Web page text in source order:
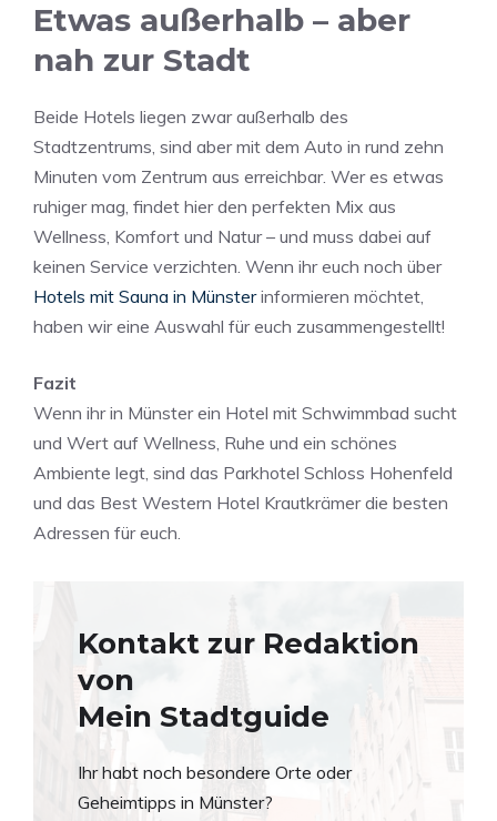
Etwas außerhalb – aber
nah zur Stadt
Beide Hotels liegen zwar außerhalb des
Stadtzentrums, sind aber mit dem Auto in rund zehn
Minuten vom Zentrum aus erreichbar. Wer es etwas
ruhiger mag, findet hier den perfekten Mix aus
Wellness, Komfort und Natur – und muss dabei auf
keinen Service verzichten. Wenn ihr euch noch über
Hotels mit Sauna in Münsterinformieren möchtet,
haben wir eine Auswahl für euch zusammengestellt!
Fazit
Wenn ihr in Münster ein Hotel mit Schwimmbad sucht
und Wert auf Wellness, Ruhe und ein schönes
Ambiente legt, sind das Parkhotel Schloss Hohenfeld
und das Best Western Hotel Krautkrämer die besten
Adressen für euch.
Kontakt zur Redaktion
von
Mein Stadtguide
Ihr habt noch besondere Orte oder
Geheimtipps in Münster?